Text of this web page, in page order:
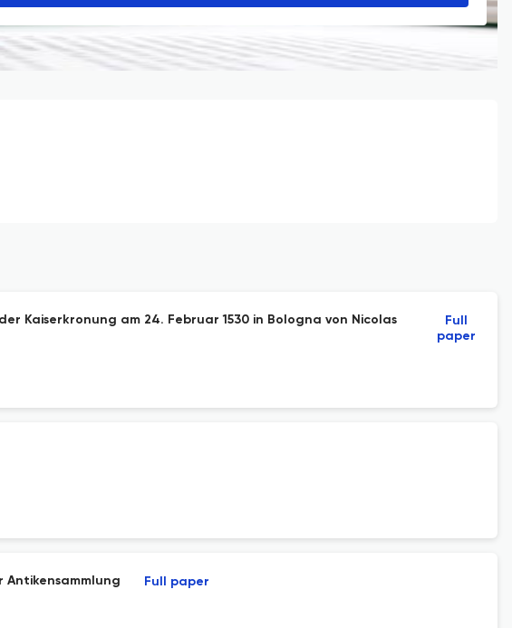
Kaiserkronung am 24. Februar 1530 in Bologna von Nicolas
Full
paper
Antikensammlung Full paper